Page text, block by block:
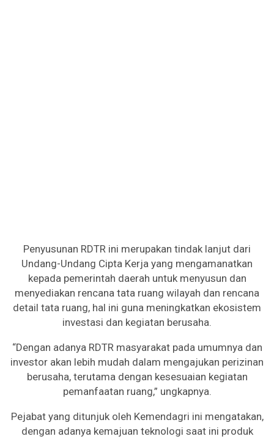
Penyusunan RDTR ini merupakan tindak lanjut dari
Undang-Undang Cipta Kerja yang mengamanatkan
kepada pemerintah daerah untuk menyusun dan
menyediakan rencana tata ruang wilayah dan rencana
detail tata ruang, hal ini guna meningkatkan ekosistem
investasi dan kegiatan berusaha.
“Dengan adanya RDTR masyarakat pada umumnya dan
investor akan lebih mudah dalam mengajukan perizinan
berusaha, terutama dengan kesesuaian kegiatan
pemanfaatan ruang,” ungkapnya.
Pejabat yang ditunjuk oleh Kemendagri ini mengatakan,
dengan adanya kemajuan teknologi saat ini produk